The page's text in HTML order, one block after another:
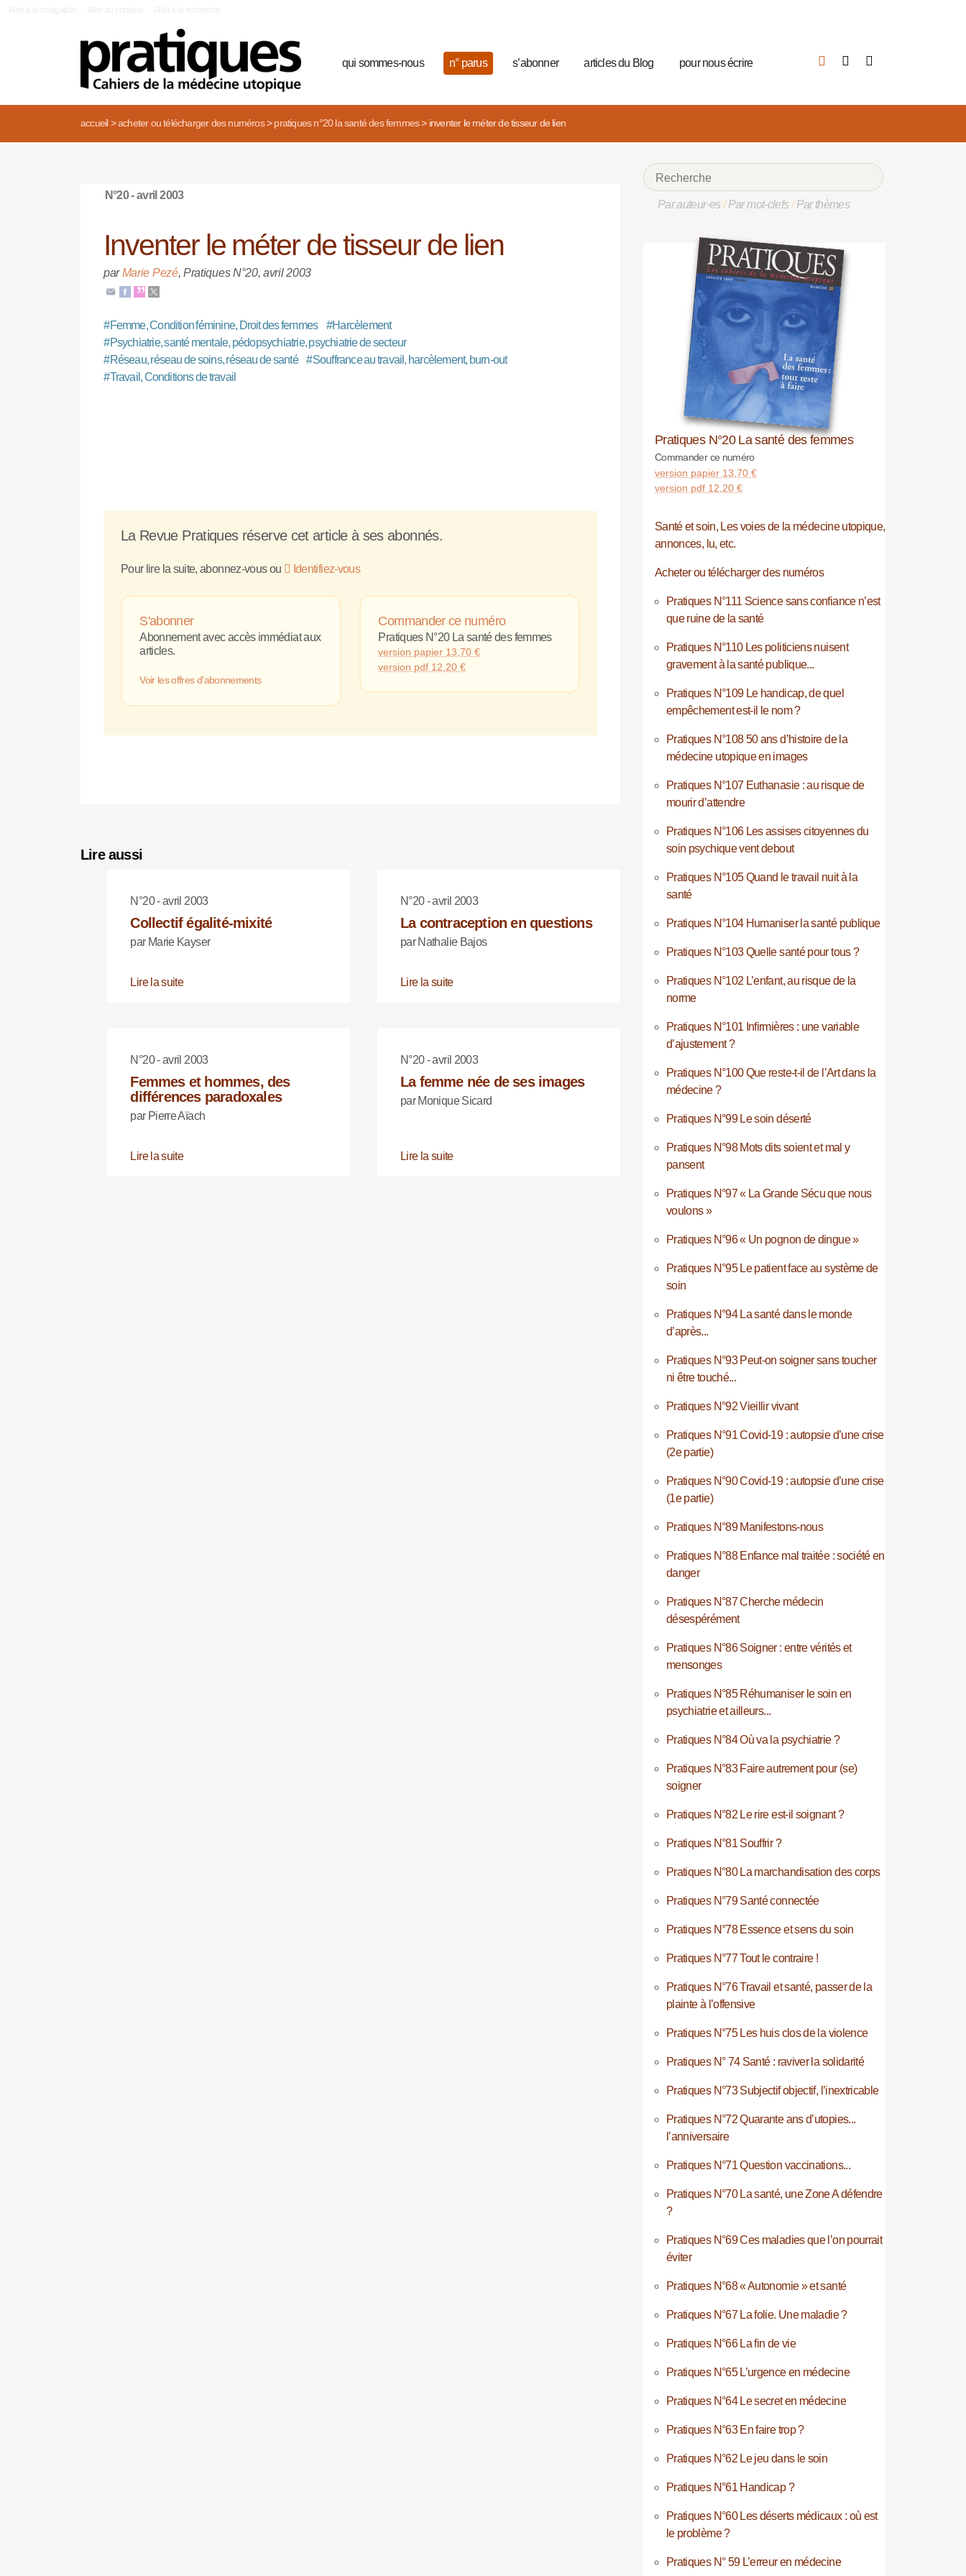
qui sommes-nous n° parus s’abonner articles du Blog pour nous écrire
accueil> acheter ou télécharger des numéros> pratiques n°20 la santé des femmes> inventer le méter de tisseur de lien
N°20 - avril 2003
Inventer le méter de tisseur de lien
parMarie Pezé, Pratiques N°20,avril 2003
#Femme, Condition féminine, Droit des femmes #Harcèlement
#Psychiatrie, santé mentale, pédopsychiatrie, psychiatrie de secteur
#Réseau, réseau de soins, réseau de santé #Souffrance au travail, harcèlement, burn-out
#Travail, Conditions de travail
La Revue Pratiques réserve cet article à ses abonnés.
Pour lire la suite, abonnez-vous ou Identifiez-vous
S'abonner
Abonnement avec accès immédiat aux
articles.
Voir les offres d'abonnements
Commander ce numéro
Pratiques N°20 La santé des femmes
version papier 13,70€
version pdf 12,20€
Lire aussi
N°20 - avril 2003
Collectif égalité-mixité
par Marie Kayser
Lire la suite
N°20 - avril 2003
La contraception en questions
par Nathalie Bajos
Lire la suite
N°20 - avril 2003
Femmes et hommes, des
différences paradoxales
par Pierre Aïach
Lire la suite
N°20 - avril 2003
La femme née de ses images
par Monique Sicard
Lire la suite
Par auteur·es/Par mot-clefs/Par thèmes
Pratiques N°20 La santé des femmes
Commander ce numéro
version papier 13,70 €
version pdf 12,20 €
Santé et soin, Les voies de la médecine utopique,
annonces, lu, etc.
Acheter ou télécharger des numéros
Pratiques N°111 Science sans confiance n’est
que ruine de la santé
Pratiques N°110 Les politiciens nuisent
gravement à la santé publique...
Pratiques N°109 Le handicap, de quel
empêchement est-il le nom ?
Pratiques N°108 50 ans d’histoire de la
médecine utopique en images
Pratiques N°107 Euthanasie : au risque de
mourir d’attendre
Pratiques N°106 Les assises citoyennes du
soin psychique vent debout
Pratiques N°105 Quand le travail nuit à la
santé
Pratiques N°104 Humaniser la santé publique
Pratiques N°103 Quelle santé pour tous ?
Pratiques N°102 L’enfant, au risque de la
norme
Pratiques N°101 Infirmières : une variable
d’ajustement ?
Pratiques N°100 Que reste-t-il de l’Art dans la
médecine ?
Pratiques N°99 Le soin déserté
Pratiques N°98 Mots dits soient et mal y
pansent
Pratiques N°97 « La Grande Sécu que nous
voulons »
Pratiques N°96 « Un pognon de dingue »
Pratiques N°95 Le patient face au système de
soin
Pratiques N°94 La santé dans le monde
d’après...
Pratiques N°93 Peut-on soigner sans toucher
ni être touché...
Pratiques N°92 Vieillir vivant
Pratiques N°91 Covid-19 : autopsie d’une crise
(2e partie)
Pratiques N°90 Covid-19 : autopsie d’une crise
(1e partie)
Pratiques N°89 Manifestons-nous
Pratiques N°88 Enfance mal traitée : société en
danger
Pratiques N°87 Cherche médecin
désespérément
Pratiques N°86 Soigner : entre vérités et
mensonges
Pratiques N°85 Réhumaniser le soin en
psychiatrie et ailleurs...
Pratiques N°84 Où va la psychiatrie ?
Pratiques N°83 Faire autrement pour (se)
soigner
Pratiques N°82 Le rire est-il soignant ?
Pratiques N°81 Souffrir ?
Pratiques N°80 La marchandisation des corps
Pratiques N°79 Santé connectée
Pratiques N°78 Essence et sens du soin
Pratiques N°77 Tout le contraire !
Pratiques N°76 Travail et santé, passer de la
plainte à l’offensive
Pratiques N°75 Les huis clos de la violence
Pratiques N° 74 Santé : raviver la solidarité
Pratiques N°73 Subjectif objectif, l’inextricable
Pratiques N°72 Quarante ans d’utopies...
l’anniversaire
Pratiques N°71 Question vaccinations...
Pratiques N°70 La santé, une Zone A défendre
?
Pratiques N°69 Ces maladies que l’on pourrait
éviter
Pratiques N°68 « Autonomie » et santé
Pratiques N°67 La folie. Une maladie ?
Pratiques N°66 La fin de vie
Pratiques N°65 L’urgence en médecine
Pratiques N°64 Le secret en médecine
Pratiques N°63 En faire trop ?
Pratiques N°62 Le jeu dans le soin
Pratiques N°61 Handicap ?
Pratiques N°60 Les déserts médicaux : où est
le problème ?
Pratiques N° 59 L’erreur en médecine